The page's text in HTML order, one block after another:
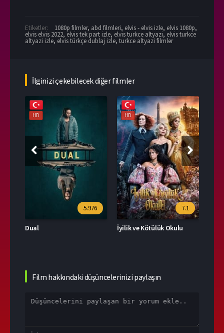
Etiketler: 1080p filmler, abd filmleri, elvis - elvis izle, elvis 1080p,
elvis elvis 2022, elvis tek part izle, elvis turkce altyazi, elvis turkce
altyazi izle, elvis türkçe dublaj izle, turkce altyazi filmler
İlginizi çekebilecek diğer filmler
HD
5.976
Dual
HD
7.1
İyilik ve Kötülük Okulu
Film hakkındaki düşüncelerinizi paylaşın